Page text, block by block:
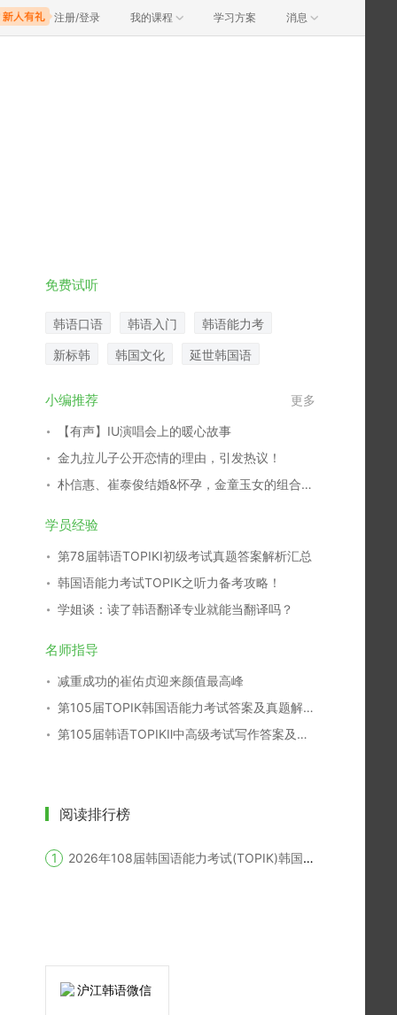
注册/登录 我的课程 学习方案 消息
免费试听
韩语口语 韩语入门 韩语能力考
新标韩 韩国文化 延世韩国语
小编推荐 更多
【有声】IU演唱会上的暖心故事
金九拉儿子公开恋情的理由，引发热议！
朴信惠、崔泰俊结婚&怀孕，金童玉女的组合结成正果！
学员经验
第78届韩语TOPIKⅠ初级考试真题答案解析汇总
韩国语能力考试TOPIK之听力备考攻略！
学姐谈：读了韩语翻译专业就能当翻译吗？
名师指导
减重成功的崔佑贞迎来颜值最高峰
第105届TOPIK韩国语能力考试答案及真题解析汇总
第105届韩语TOPIKⅡ中高级考试写作答案及真题解析
阅读排行榜
2026年108届韩国语能力考试(TOPIK)韩国报名时间